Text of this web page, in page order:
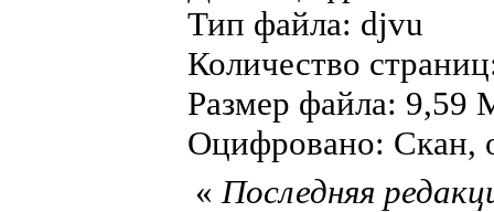
Тип файла: djvu
Количество
Размер файла: 9,59
Оцифровано: Скан,
«Последняя